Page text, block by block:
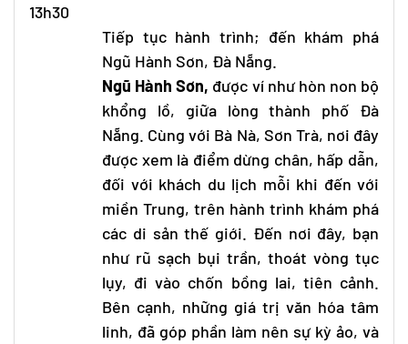
13h30
Tiếp tục hành trình; đến khám phá
Ngũ Hành Sơn, Đà Nẵng.
Ngũ Hành Sơn, được ví như hòn non bộ
khổng lồ, giữa lòng thành phố Đà
Nẵng. Cùng với Bà Nà, Sơn Trà, nơi đây
được xem là điểm dừng chân, hấp dẫn,
đối với khách du lịch mỗi khi đến với
miền Trung, trên hành trình khám phá
các di sản thế giới. Đến nơi đây, bạn
như rũ sạch bụi trần, thoát vòng tục
lụy, đi vào chốn bồng lai, tiên cảnh.
Bên cạnh, những giá trị văn hóa tâm
linh, đã góp phần làm nên sự kỳ ảo, và